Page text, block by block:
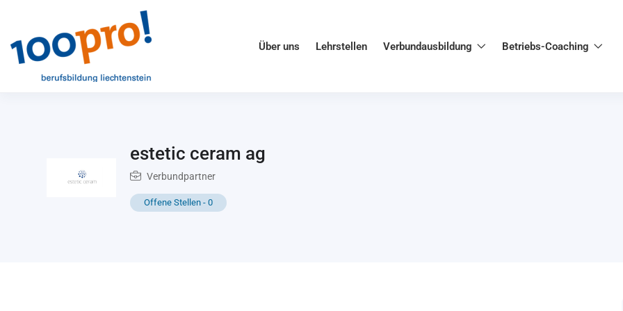
Über uns Lehrstellen Verbundausbildung Betriebs-Coaching
estetic ceram ag
Verbundpartner
Offene Stellen - 0